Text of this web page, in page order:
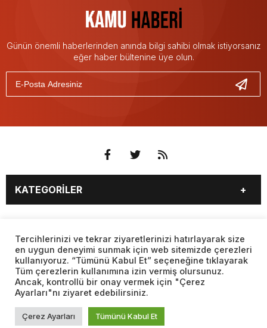
Günün önemli haberlerinden anında bilgi sahibi olmak istiyorsanız
eğer haber bültenine üye olun.
KATEGORİLER
EĞİTİM
SAĞLIK
YAŞAM
SPOR
MAGAZİN
KÜLTÜR SANAT
TEKNOLOJİ
DÜNYA
BİYOGRAFİLER
VIDEO GALERİ
SAYFALAR
BURÇLAR
CANLI BORSA
CANLI SONUÇLAR
CANLI TV
FİKSTÜR
FİRMA EKLE
FİRMA REHBERİ
GAZETE OKU
Web sitemizde yer alan haber içerikleri izin alınmadan,
kaynak gösterilerek dahi iktibas edilemez. Kanuna aykırı ve
izinsiz olarak kopyalanamaz, başka yerde yayınlanamaz.
Tercihlerinizi ve tekrar ziyaretlerinizi hatırlayarak size
en uygun deneyimi sunmak için web sitemizde çerezleri
kullanıyoruz. “Tümünü Kabul Et” seçeneğine tıklayarak
Tüm çerezlerin kullanımına izin vermiş olursunuz.
Ancak, kontrollü bir onay vermek için "Çerez
Ayarları"nı ziyaret edebilirsiniz.
Çerez Ayarları Tümünü Kabul Et